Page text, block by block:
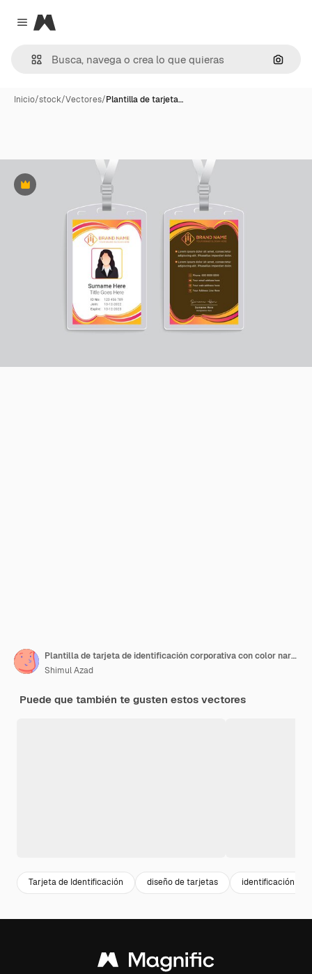
Close menu
Magnific
Inicio/stock/Vectores/Plantilla de tarjeta…
Premium
Plantilla de tarjeta de identificación corporativa con color naranja
Shimul Azad
Puede que también te gusten estos vectores
Tarjeta de Identificación diseño de tarjetas identificación